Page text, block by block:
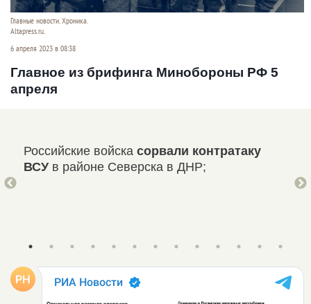
Главные новости. Хроника.
Altapress.ru.
6 апреля 2023 в 08:38
Главное из брифинга Минобороны РФ 5
апреля
Российские войска сорвали контратаку
ВСУв районе Северска в ДНР;